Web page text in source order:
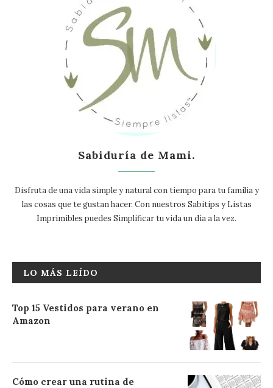
Sabiduría de Mami.
Disfruta de una vida simple y natural con tiempo para tu familia y
las cosas que te gustan hacer. Con nuestros Sabitips y Listas
Imprimibles puedes Simplificar tu vida un día a la vez.
LO MÁS LEÍDO
Top 15 Vestidos para verano en
Amazon
Cómo crear una rutina de